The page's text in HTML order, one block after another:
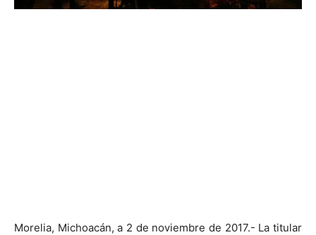
Morelia, Michoacán, a 2 de noviembre de 2017.- La titular